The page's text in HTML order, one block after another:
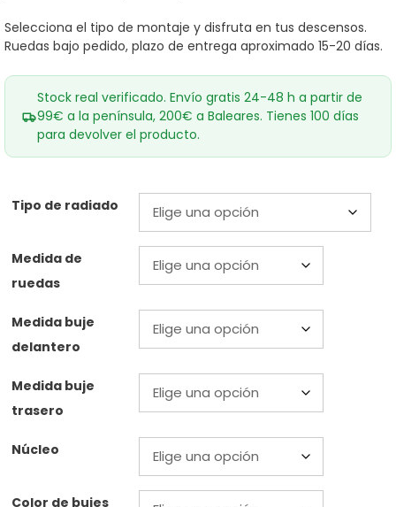
Selecciona el tipo de montaje y disfruta en tus descensos.
Ruedas bajo pedido, plazo de entrega aproximado 15-20 días.
Stock real verificado. Envío gratis 24-48 h a partir de
99€ a la península, 200€ a Baleares. Tienes 100 días
para devolver el producto.
Tipo de radiado
Medida de
ruedas
Medida buje
delantero
Medida buje
trasero
Núcleo
Color de bujes